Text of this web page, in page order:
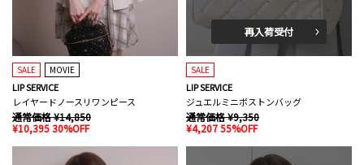
SALE MOVIE
LIP SERVICE
レイヤードノースリワンピース
通常価格 ¥14,850
¥10,395 30%OFF
再入荷受付
SALE
LIP SERVICE
ジュエルミニボストンバッグ
通常価格 ¥9,350
¥4,207 55%OFF